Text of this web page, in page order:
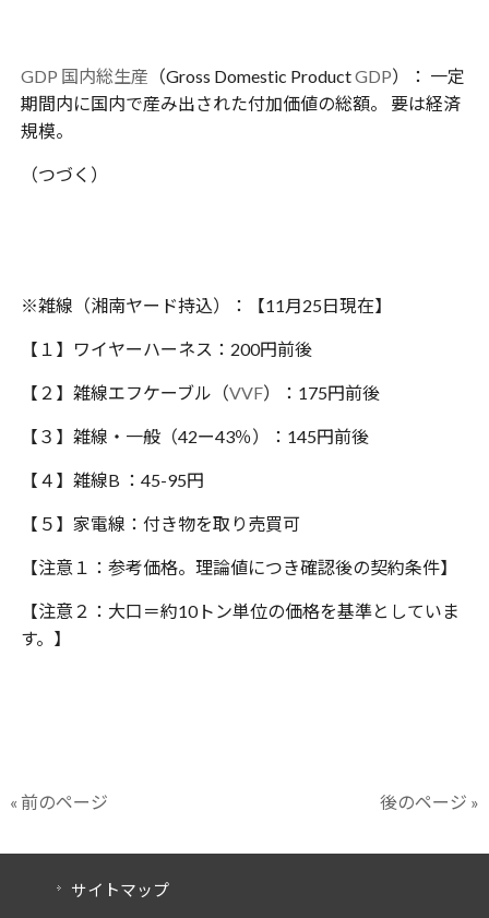
GDP 国内総生産 （Gross Domestic ProductGDP）： 一定
期間内に国内で産み出された付加価値の総額。 要は経済
規模。
（つづく）
※雑線（湘南ヤード持込）：【11月25日現在】
【１】ワイヤーハーネス：200円前後
【２】雑線エフケーブル（VVF）：175円前後
【３】雑線・一般（42ー43％）：145円前後
【４】雑線B ：45-95円
【５】家電線：付き物を取り売買可
【注意１：参考価格。理論値につき確認後の契約条件】
【注意２：大口＝約10トン単位の価格を基準としていま
す。】
« 前のページ 後のページ »
サイトマップ